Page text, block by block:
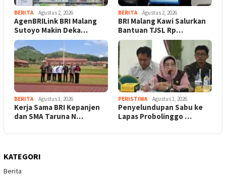
BERITA Agustus 2, 2026
AgenBRILink BRI Malang
Sutoyo Makin Deka…
BERITA Agustus 2, 2026
BRI Malang Kawi Salurkan
Bantuan TJSL Rp…
BERITA Agustus 1, 2026
Kerja Sama BRI Kepanjen
dan SMA Taruna N…
PERISTIWA Agustus 1, 2026
Penyelundupan Sabu ke
Lapas Probolinggo …
KATEGORI
Berita